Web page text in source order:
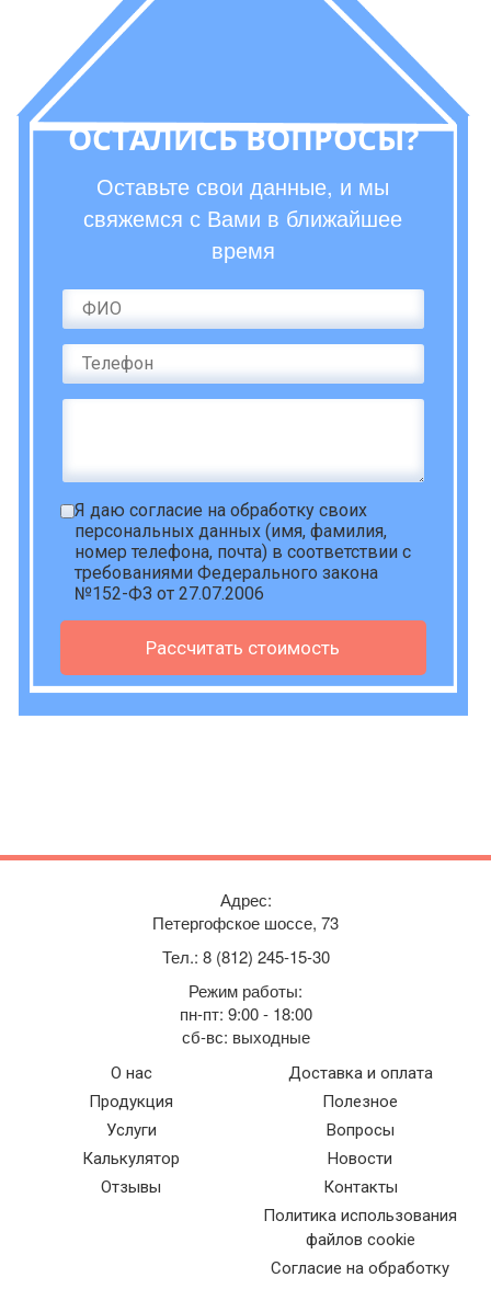
ОСТАЛИСЬ ВОПРОСЫ?
Оставьте свои данные, и мы
свяжемся с Вами в ближайшее
время
Я даю согласие на обработку своих
персональных данных (имя, фамилия,
номер телефона, почта) в соответствии с
требованиями Федерального закона
№152-ФЗ от 27.07.2006
Рассчитать стоимость
О нас
Продукция
Услуги
Калькулятор
Отзывы
Доставка и оплата
Полезное
Вопросы
Новости
Контакты
Политика использования
файлов cookie
Согласие на обработку
Адрес:
Петергофское шоссе, 73
Тел.: 8 (812) 245-15-30
Режим работы:
пн-пт: 9:00 - 18:00
сб-вс: выходные